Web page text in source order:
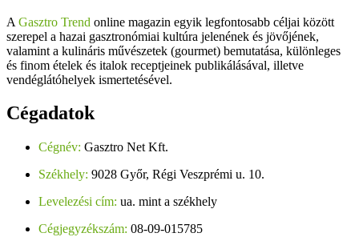
A Gasztro Trend online magazin egyik legfontosabb céljai között
szerepel a hazai gasztronómiai kultúra jelenének és jövőjének,
valamint a kulináris művészetek (gourmet) bemutatása, különleges
és finom ételek és italok receptjeinek publikálásával, illetve
vendéglátóhelyek ismertetésével.
Cégadatok
Cégnév: Gasztro Net Kft.
Székhely: 9028 Győr, Régi Veszprémi u. 10.
Levelezési cím: ua. mint a székhely
Cégjegyzékszám: 08-09-015785